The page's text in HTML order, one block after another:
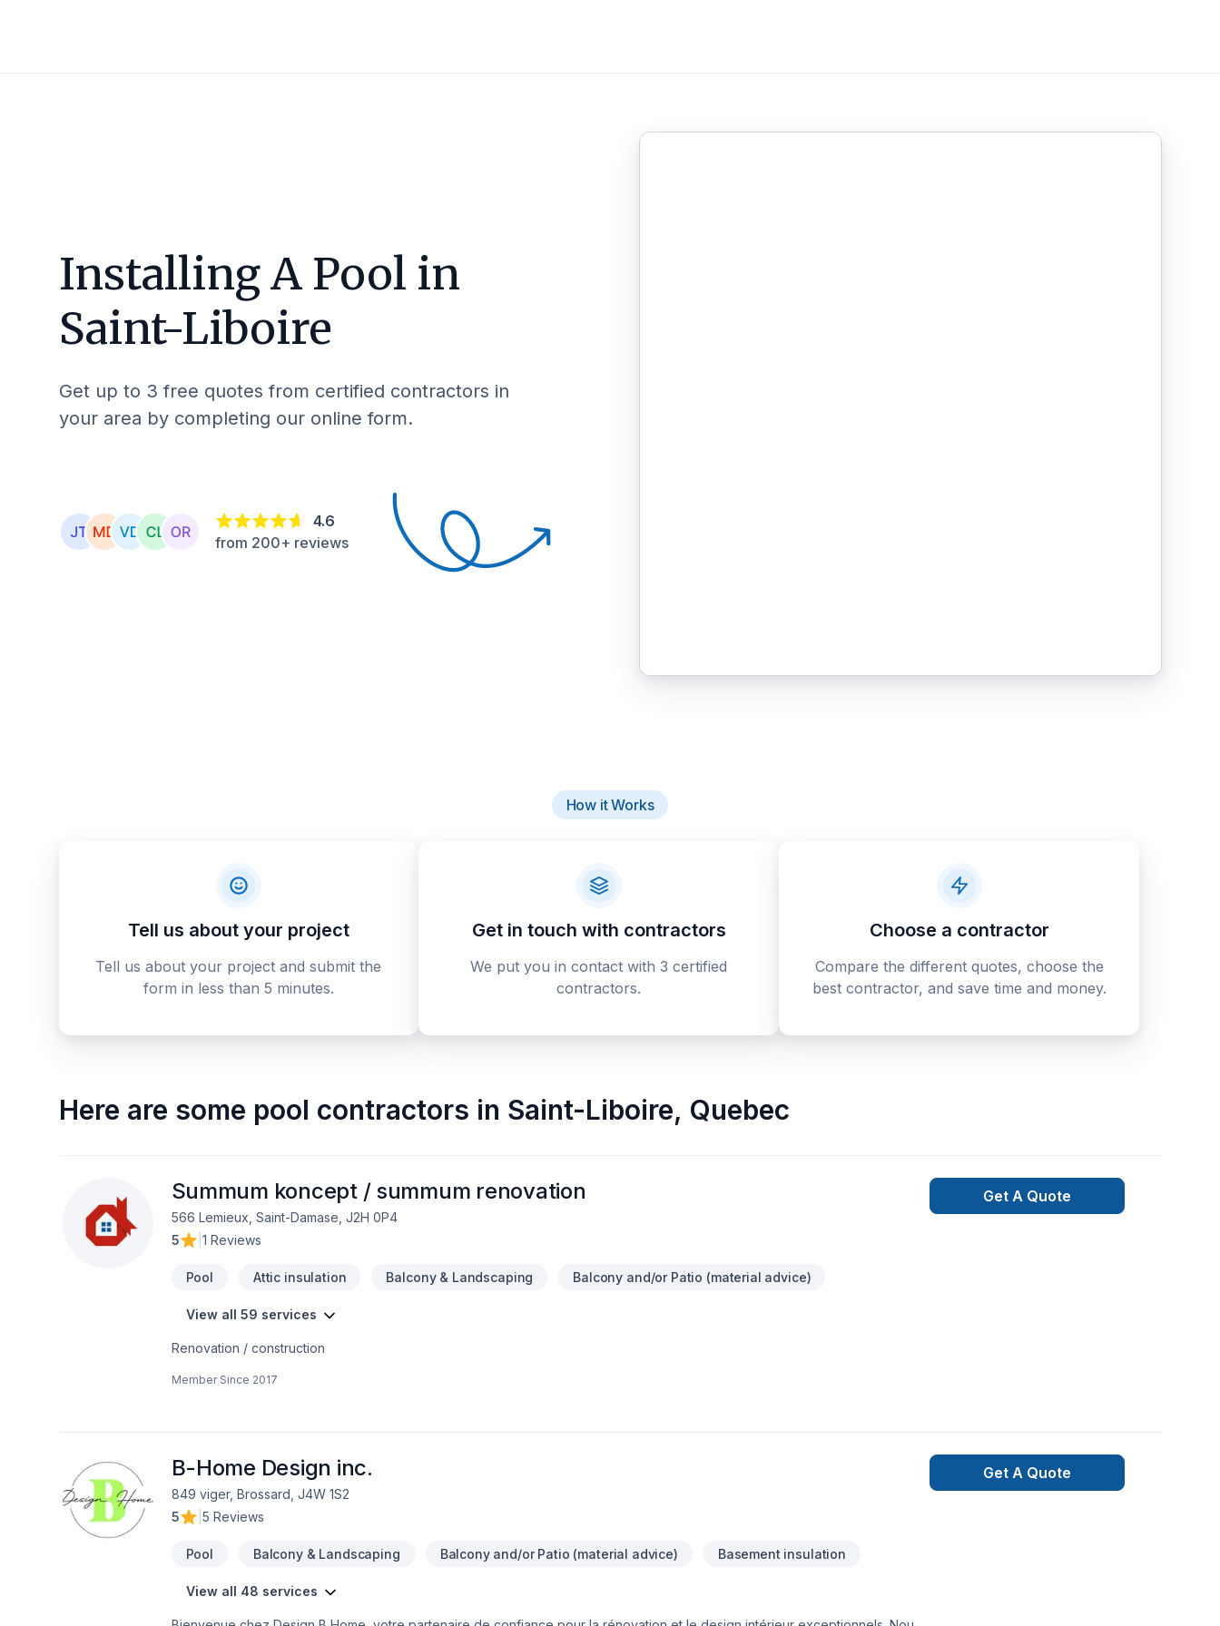
Installing A Pool in
Saint-Liboire
Get up to 3 free quotes from certified contractors in
your area by completing our online form.
4.6
from 200+ reviews
How it Works
Tell us about your project
Tell us about your project and submit the
form in less than 5 minutes.
Get in touch with contractors
We put you in contact with 3 certified
contractors.
Choose a contractor
Compare the different quotes, choose the
best contractor, and save time and money.
Here are some pool contractors in Saint-Liboire, Quebec
Summum koncept / summum renovation
566 Lemieux, Saint-Damase, J2H 0P4
5
1 Reviews
Pool Attic insulation Balcony & Landscaping Balcony and/or Patio (material advice)
View all 59 services
Renovation / construction
Member Since 2017
Get A Quote
B-Home Design inc.
849 viger, Brossard, J4W 1S2
5
5 Reviews
Pool Balcony & Landscaping Balcony and/or Patio (material advice) Basement insulation
View all 48 services
Get A Quote